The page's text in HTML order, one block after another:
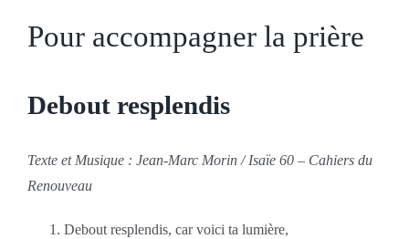
Pour accompagner la prière
Debout resplendis
Texte et Musique : Jean-Marc Morin / Isaïe 60 – Cahiers du
Renouveau
Debout resplendis, car voici ta lumière,